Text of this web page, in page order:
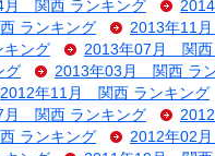
月 関西 ランキング
ランキング 2013年11
ング 2013年07月 関西
グ
2013年03月 関西 ラ
2012年11月 関西 ランキング
月 関西 ランキング
ランキング 2012年02